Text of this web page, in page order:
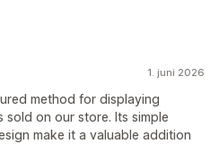
1. juni 2026
method for displaying
on our store. Its simple
make it a valuable addition